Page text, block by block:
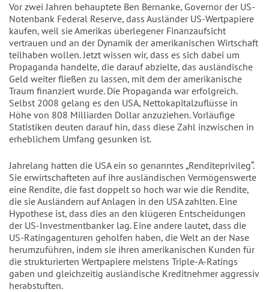
Vor zwei Jahren behauptete Ben Bernanke, Governor der US-
Notenbank Federal Reserve, dass Ausländer US-Wertpapiere
kaufen, weil sie Amerikas überlegener Finanzaufsicht
vertrauen und an der Dynamik der amerikanischen Wirtschaft
teilhaben wollen. Jetzt wissen wir, dass es sich dabei um
Propaganda handelte, die darauf abzielte, das ausländische
Geld weiter fließen zu lassen, mit dem der amerikanische
Traum finanziert wurde. Die Propaganda war erfolgreich.
Selbst 2008 gelang es den USA, Nettokapitalzuflüsse in
Höhe von 808 Milliarden Dollar anzuziehen. Vorläufige
Statistiken deuten darauf hin, dass diese Zahl inzwischen in
erheblichem Umfang gesunken ist.
Jahrelang hatten die USA ein so genanntes „Renditeprivileg“.
Sie erwirtschafteten auf ihre ausländischen Vermögenswerte
eine Rendite, die fast doppelt so hoch war wie die Rendite,
die sie Ausländern auf Anlagen in den USA zahlten. Eine
Hypothese ist, dass dies an den klügeren Entscheidungen
der US-Investmentbanker lag. Eine andere lautet, dass die
US-Ratingagenturen geholfen haben, die Welt an der Nase
herumzuführen, indem sie ihren amerikanischen Kunden für
die strukturierten Wertpapiere meistens Triple-A-Ratings
gaben und gleichzeitig ausländische Kreditnehmer aggressiv
herabstuften.